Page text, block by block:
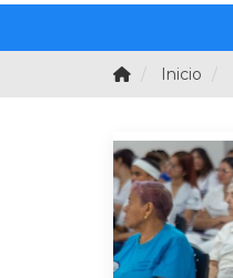
Inicio